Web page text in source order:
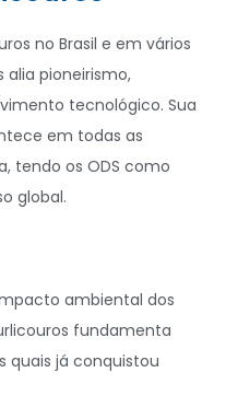
no Brasil e em vários
alia pioneirismo,
tecnológico. Sua
em todas as
tendo os ODS como
global.
ambiental dos
fundamenta
quais já conquistou